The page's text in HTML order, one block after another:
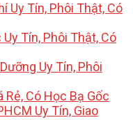
Uy Tín, Phôi Thật, Có
Tín, Phôi Thật, Có
Uy Tín, Phôi
Rẻ, Có Học Bạ Gốc
Uy Tín, Giao